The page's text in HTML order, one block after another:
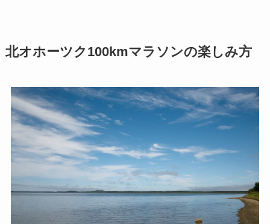
北オホーツク100kmマラソンの楽しみ方